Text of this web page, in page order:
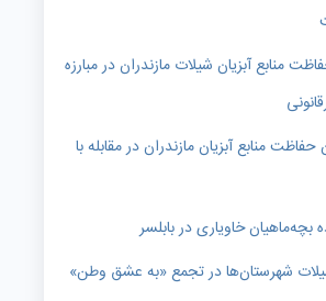
منابع آبزیان شیلات مازندران در مبارزه
منابع آبزیان مازندران در مقابله با
بچه‌ماهیان خاویاری در بابلسر
شهرستان‌ها در تجمع «به عشق وطن»